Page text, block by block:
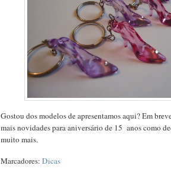
Gostou dos modelos de apresentamos aqui? Em
mais novidades para aniversário de 15 anos como
muito mais.
Marcadores: Dicas